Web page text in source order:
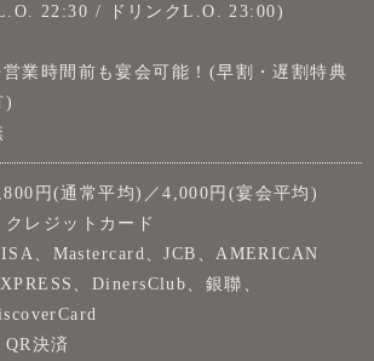
22:30 / ドリンクL.O. 23:00)
業時間前も宴会可能！(早割・遅割特典
)
円(通常平均)／4,000円(宴会平均)
レジットカード
、Mastercard、JCB、AMERICAN
、DinersClub、銀聯、
決済